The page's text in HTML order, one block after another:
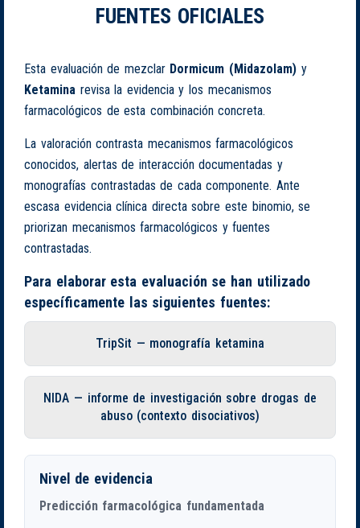
FUENTES OFICIALES
Esta evaluación de mezclar Dormicum (Midazolam) y
Ketamina revisa la evidencia y los mecanismos
farmacológicos de esta combinación concreta.
La valoración contrasta mecanismos farmacológicos
conocidos, alertas de interacción documentadas y
monografías contrastadas de cada componente. Ante
escasa evidencia clínica directa sobre este binomio, se
priorizan mecanismos farmacológicos y fuentes
contrastadas.
Para elaborar esta evaluación se han utilizado
específicamente las siguientes fuentes:
TripSit — monografía ketamina
NIDA — informe de investigación sobre drogas de
abuso (contexto disociativos)
Nivel de evidencia
Predicción farmacológica fundamentada